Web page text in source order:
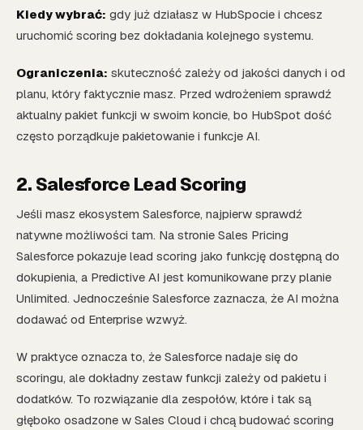
Kiedy wybrać: gdy już działasz w HubSpocie i chcesz
uruchomić scoring bez dokładania kolejnego systemu.
Ograniczenia: skuteczność zależy od jakości danych i od
planu, który faktycznie masz. Przed wdrożeniem sprawdź
aktualny pakiet funkcji w swoim koncie, bo HubSpot dość
często porządkuje pakietowanie i funkcje AI.
2. Salesforce Lead Scoring
Jeśli masz ekosystem Salesforce, najpierw sprawdź
natywne możliwości tam. Na stronie Sales Pricing
Salesforce pokazuje lead scoring jako funkcję dostępną do
dokupienia, a Predictive AI jest komunikowane przy planie
Unlimited. Jednocześnie Salesforce zaznacza, że AI można
dodawać od Enterprise wzwyż.
W praktyce oznacza to, że Salesforce nadaje się do
scoringu, ale dokładny zestaw funkcji zależy od pakietu i
dodatków. To rozwiązanie dla zespołów, które i tak są
głęboko osadzone w Sales Cloud i chcą budować scoring